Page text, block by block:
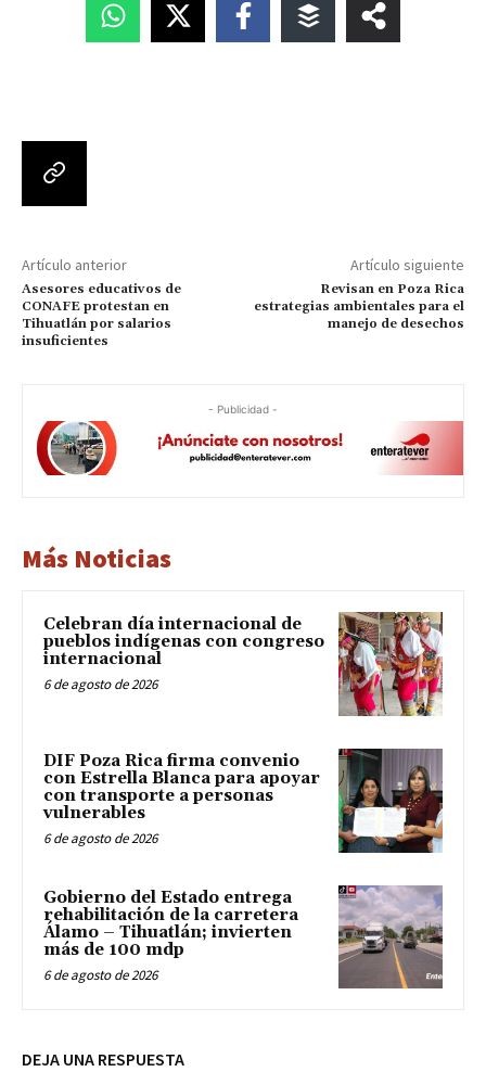
Artículo anterior
Asesores educativos de
CONAFE protestan en
Tihuatlán por salarios
insuficientes
Artículo siguiente
Revisan en Poza Rica
estrategias ambientales para el
manejo de desechos
- Publicidad -
Más Noticias
Celebran día internacional de
pueblos indígenas con congreso
internacional
6 de agosto de 2026
DIF Poza Rica firma convenio
con Estrella Blanca para apoyar
con transporte a personas
vulnerables
6 de agosto de 2026
Gobierno del Estado entrega
rehabilitación de la carretera
Álamo – Tihuatlán; invierten
más de 100 mdp
6 de agosto de 2026
DEJA UNA RESPUESTA